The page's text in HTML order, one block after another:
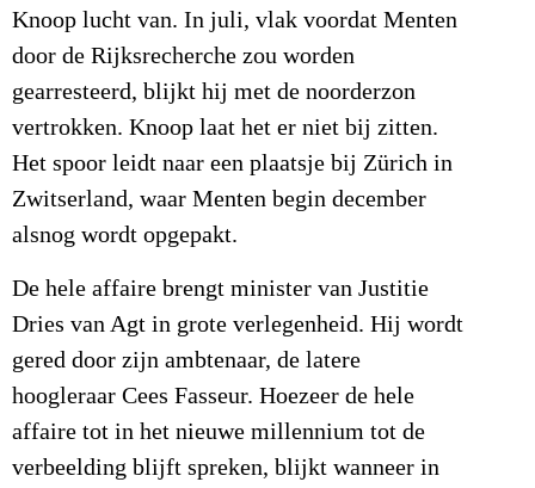
Knoop lucht van. In juli, vlak voordat Menten
door de Rijksrecherche zou worden
gearresteerd, blijkt hij met de noorderzon
vertrokken. Knoop laat het er niet bij zitten.
Het spoor leidt naar een plaatsje bij Zürich in
Zwitserland, waar Menten begin december
alsnog wordt opgepakt.
De hele affaire brengt minister van Justitie
Dries van Agt in grote verlegenheid. Hij wordt
gered door zijn ambtenaar, de latere
hoogleraar Cees Fasseur. Hoezeer de hele
affaire tot in het nieuwe millennium tot de
verbeelding blijft spreken, blijkt wanneer in